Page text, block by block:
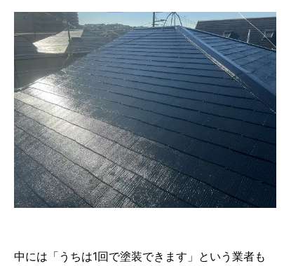
中には「うちは1回で塗装できます」という業者も